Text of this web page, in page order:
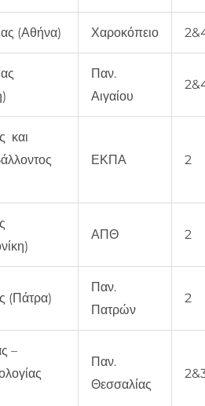
(Αθήνα) Χαροκόπειο
Παν.
Αιγαίου
και
ΕΚΠΑ 2
ΑΠΘ 2
(Πάτρα)
Παν.
Πατρών
2
–
Παν.
Θεσσαλίας